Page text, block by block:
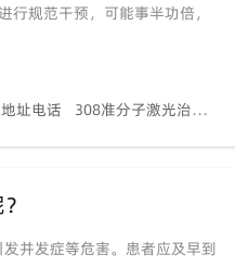
规范干预，可能事半功倍，
址电话 308准分子激光治疗白癜风效果
并发症等危害。患者应及早到